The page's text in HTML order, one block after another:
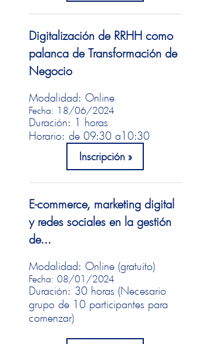
Digitalización de RRHH como
palanca de Transformación de
Negocio
Modalidad: Online
Fecha: 18/06/2024
Duración: 1 horas
Horario: de 09:30 a10:30
Inscripción
E-commerce, marketing digital
y redes sociales en la gestión
de...
Modalidad: Online (gratuito)
Fecha: 08/01/2024
Duración: 30 horas (Necesario
grupo de 10 participantes para
comenzar)